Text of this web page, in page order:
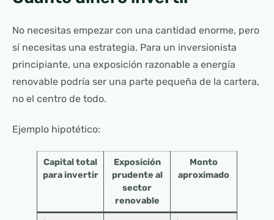
No necesitas empezar con una cantidad enorme, pero
sí necesitas una estrategia. Para un inversionista
principiante, una exposición razonable a energía
renovable podría ser una parte pequeña de la cartera,
no el centro de todo.
Ejemplo hipotético:
Capital total
para invertir
Exposición
prudente al
sector
renovable
Monto
aproximado